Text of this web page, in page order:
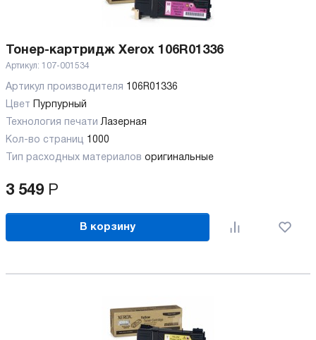
Тонер-картридж Xerox 106R01336
Артикул: 107-001534
Артикул производителя
106R01336
Цвет
Пурпурный
Технология печатиЛазерная
Кол-во страниц 1000
Тип расходных материалов оригинальные
3 549 Р
В корзину